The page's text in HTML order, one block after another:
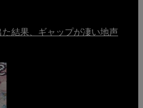
結果、ギャップが凄い地声